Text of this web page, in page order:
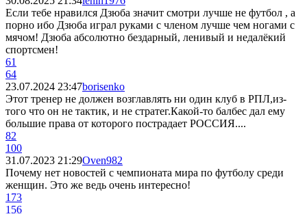
Если тебе нравился Дзюба значит смотри лучше не футбол , а
порно ибо Дзюба играл руками с членом лучше чем ногами с
мячом! Дзюба абсолютно бездарный, ленивый и недалёкий
спортсмен!
61
64
23.07.2024 23:47borisenko
Этот тренер не должен возглавлять ни один клуб в РПЛ,из-
того что он не тактик, и не стратег.Какой-то балбес дал ему
большие права от которого пострадает РОССИЯ....
82
100
31.07.2023 21:29Oven982
Почему нет новостей с чемпионата мира по футболу среди
женщин. Это же ведь очень интересно!
173
156